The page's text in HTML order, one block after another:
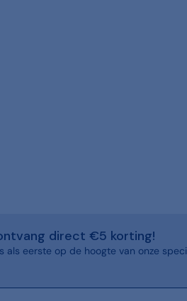
direct €5 korting!
eerste op de hoogte van onze